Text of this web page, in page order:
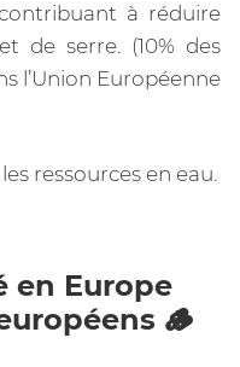
à réduire
de serre. (10% des
l’Union Européenne
ressources en eau.
en Europe
🪵